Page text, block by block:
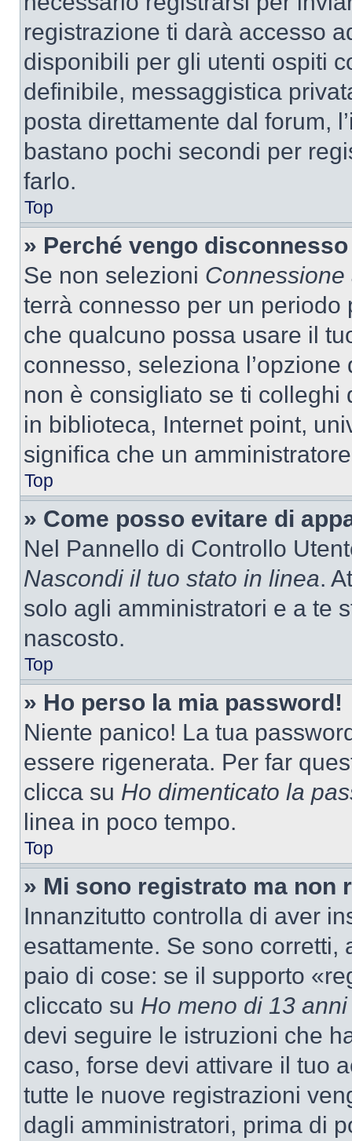
registrazione ti darà accesso
disponibili per gli utenti ospiti
definibile, messaggistica
posta direttamente dal forum,
bastano pochi secondi per
farlo.
Top
» Perché vengo
Se non selezioni
terrà connesso per un
che qualcuno possa usare il
connesso, seleziona
non è consigliato se ti
in biblioteca, Internet point,
significa che un
Top
» Come posso evitare di
Nel Pannello di Controllo
Nascondi il tuo stato in linea.
solo agli amministratori e a te
nascosto.
Top
» Ho perso la mia password!
Niente panico! La tua
essere rigenerata. Per far
clicca su Ho dimenticato la
linea in poco tempo.
Top
» Mi sono registrato ma non
Innanzitutto controlla di aver
esattamente. Se sono
paio di cose: se il supporto
cliccato su Ho meno di 13 anni
devi seguire le istruzioni che
caso, forse devi attivare il tuo
tutte le nuove registrazioni
dagli amministratori, prima di